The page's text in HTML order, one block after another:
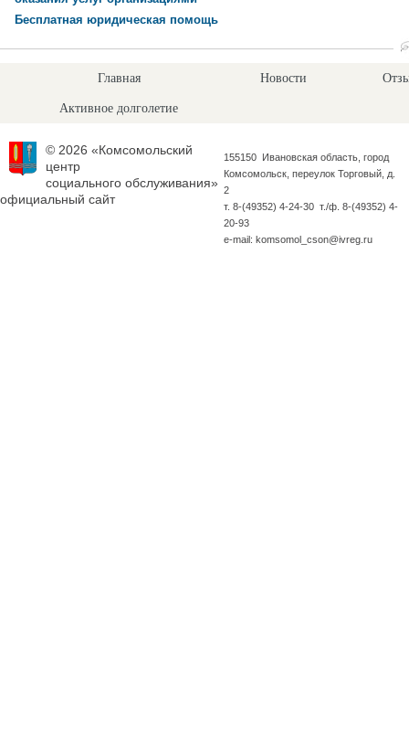
Бесплатная юридическая помощь
Главная Новости
Активное долголетие
© 2026 «Комсомольский
центр
социального обслуживания»
официальный сайт
155150 Ивановская область, город
Комсомольск, переулок Торговый, д.
2
т. 8-(49352) 4-24-30 т./ф. 8-(49352) 4-
20-93
e-mail: komsomol_cson@ivreg.ru